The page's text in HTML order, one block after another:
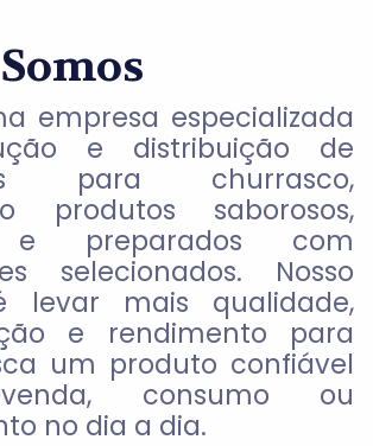
empresa especializada
e distribuição de
para churrasco,
produtos saborosos,
e preparados com
selecionados. Nosso
levar mais qualidade,
e rendimento para
um produto confiável
consumo ou
no dia a dia.